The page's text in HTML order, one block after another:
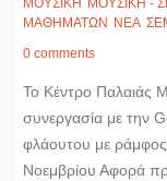
ΜΟΥΣΙΚΗ
ΜΟΥΣΙΚΗ -
ΜΑΘΗΜΑΤΩΝ
ΝΕΑ
0 comments
Το Κέντρο Παλαιάς
συνεργασία με την
φλάουτου με
Νοεμβρίου Αφορά